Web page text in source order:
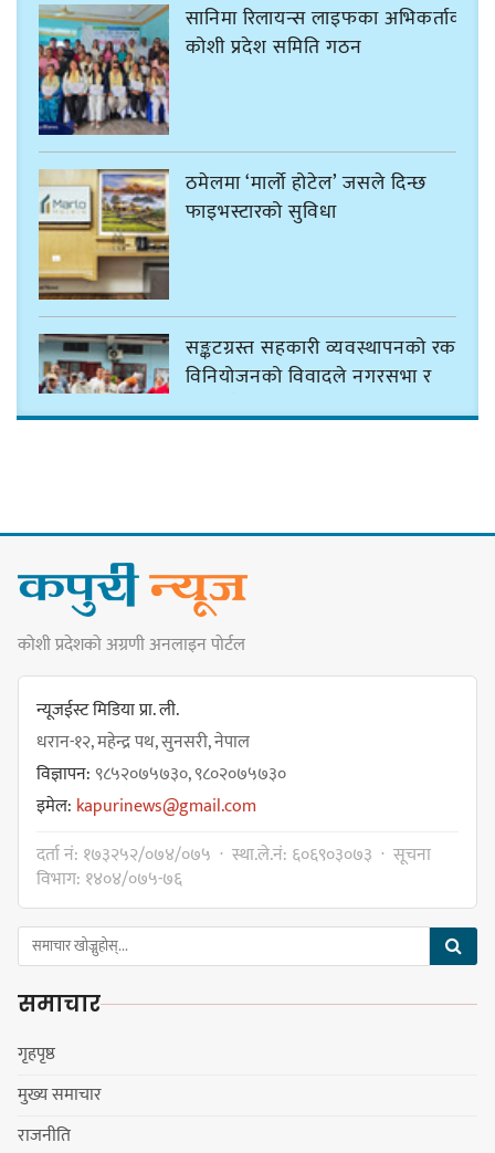
सानिमा रिलायन्स लाइफका अभिकर्ताको
कोशी प्रदेश समिति गठन
ठमेलमा ‘मार्लो होटेल’ जसले दिन्छ
फाइभस्टारको सुविधा
सङ्कटग्रस्त सहकारी व्यवस्थापनको रकम
विनियोजनको विवादले नगरसभा र
आपत्ति, नगरसभा स्थगित भएकोमा
क्षमायाचना
कावा प्रमुखको जिद्दीपनले बजेटमा
गोर्खा-लिम्बुवान १८३१ ऐतिहासिक
सन्धिका लागि विशेष समिति गठन गर्न
प्रधानमन्त्रीसँग आग्रह : कुमार लिङ्देन
कार्यवाहक प्रमुख बेघालाई अश्लील शब्द
कोशी प्रदेशको अग्रणी अनलाइन पोर्टल
न्यूजईस्ट मिडिया प्रा. ली.
धरान-१२, महेन्द्र पथ, सुनसरी, नेपाल
विज्ञापन:९८५२०७५७३०, ९८०२०७५७३०
इमेल: kapurinews@gmail.com
दर्ता नं: १७३२५२/०७४/०७५ · स्था.ले.नं: ६०६९०३०७३ · सूचना
विभाग: १४०४/०७५-७६
समाचार
गृहपृष्ठ
मुख्य समाचार
राजनीति